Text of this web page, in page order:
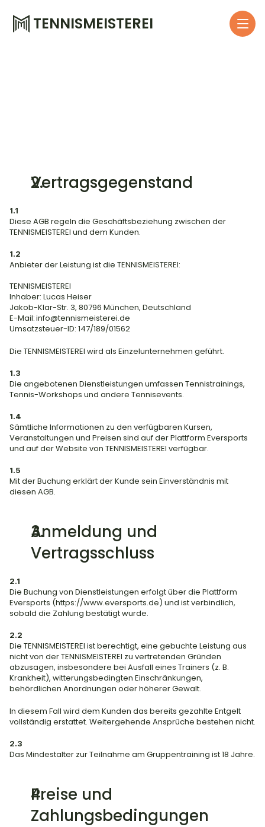
TENNISMEISTEREI
Vertragsgegenstand
1.1
Diese AGB regeln die Geschäftsbeziehung zwischen der
TENNISMEISTEREI und dem Kunden.
1.2
Anbieter der Leistung ist die TENNISMEISTEREI:
TENNISMEISTEREI
Inhaber: Lucas Heiser
Jakob-Klar-Str. 3, 80796 München, Deutschland
E-Mail: info@tennismeisterei.de
Umsatzsteuer-ID: 147/189/01562
Die TENNISMEISTEREI wird als Einzelunternehmen geführt.
1.3
Die angebotenen Dienstleistungen umfassen Tennistrainings,
Tennis-Workshops und andere Tennisevents.
1.4
Sämtliche Informationen zu den verfügbaren Kursen,
Veranstaltungen und Preisen sind auf der Plattform Eversports
und auf der Website von TENNISMEISTEREI verfügbar.
1.5
Mit der Buchung erklärt der Kunde sein Einverständnis mit
diesen AGB.
Anmeldung und
Vertragsschluss
2.1
Die Buchung von Dienstleistungen erfolgt über die Plattform
Eversports (https://www.eversports.de) und ist verbindlich,
sobald die Zahlung bestätigt wurde.
2.2
Die TENNISMEISTEREI ist berechtigt, eine gebuchte Leistung aus
nicht von der TENNISMEISTEREI zu vertretenden Gründen
abzusagen, insbesondere bei Ausfall eines Trainers (z. B.
Krankheit), witterungsbedingten Einschränkungen,
behördlichen Anordnungen oder höherer Gewalt.
In diesem Fall wird dem Kunden das bereits gezahlte Entgelt
vollständig erstattet. Weitergehende Ansprüche bestehen nicht.
2.3
Das Mindestalter zur Teilnahme am Gruppentraining ist 18 Jahre.
Preise und
Zahlungsbedingungen